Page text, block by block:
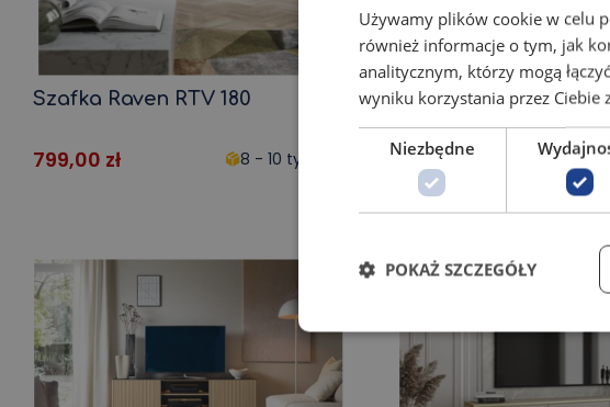
Szafka Raven RTV 180
799,00 zł 8 - 10 tygodni
Szafka Primo RTV
- Biały
329,00zł
Używamy plików cookie w celu
również informacje o tym, jak
analitycznym, którzy mogą
wyniku korzystania przez Ciebie
Niezbędne
POKAŻ SZCZEGÓŁY